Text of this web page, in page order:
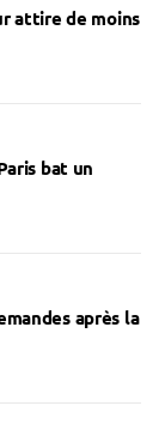
attire de moins
bat un
après la